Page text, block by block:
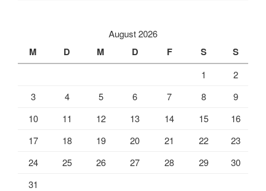
August 2026
M D M D F S S
1
2
3
4 5 6 7 8
9
10
11 12 13 14 15
16
17
18 19 20 21 22
23
24
25 26 27 28 29
30
31